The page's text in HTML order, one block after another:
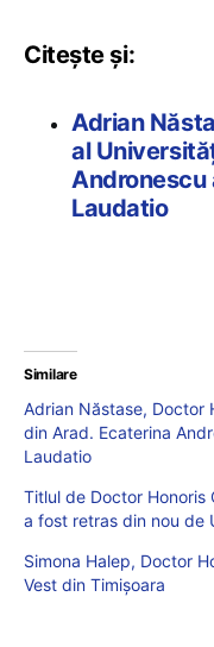
Citește și:
Adrian
al
Andronescu
Laudatio
Similare
Adrian Năstase, Doctor
din Arad. Ecaterina
Laudatio
Titlul de Doctor Honoris
a fost retras din nou de
Simona Halep, Doctor
Vest din Timișoara